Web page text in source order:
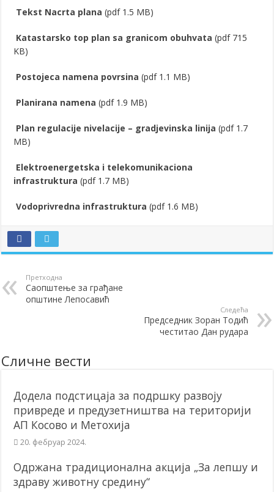
Tekst Nacrta plana (pdf 1.5 MB)
Katastarsko top plan sa granicom obuhvata (pdf 715
KB)
Postojeca namena povrsina (pdf 1.1 MB)
Planirana namena (pdf 1.9 MB)
Plan regulacije nivelacije – gradjevinska linija (pdf 1.7
MB)
Elektroenergetska i telekomunikaciona
infrastruktura (pdf 1.7 MB)
Vodoprivredna infrastruktura (pdf 1.6 MB)
Претходна
Саопштење за грађане
општине Лепосавић
Следећа
Председник Зоран Тодић
честитао Дан рудара
Сличне вести
Додела подстицаја за подршку развоју
привреде и предузетништва на територији
АП Косово и Метохија
20. фебруар 2024.
Одржана традиционална акција „За лепшу и
здраву животну средину“